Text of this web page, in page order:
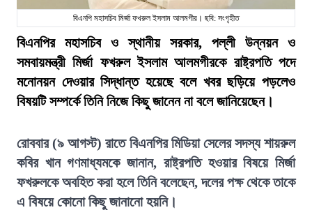
বিএনপি মহাসচিব মির্জা ফখরুল ইসলাম আলমগীর। ছবি: সংগৃহীত
বিএনপির মহাসচিব ও স্থানীয় সরকার, পল্লী উন্নয়ন ও
সমবায়মন্ত্রী মির্জা ফখরুল ইসলাম আলমগীরকে রাষ্ট্রপতি পদে
মনোনয়ন দেওয়ার সিদ্ধান্ত হয়েছে বলে খবর ছড়িয়ে পড়লেও
বিষয়টি সম্পর্কে তিনি নিজে কিছু জানেন না বলে জানিয়েছেন।
রোববার (৯ আগস্ট) রাতে বিএনপির মিডিয়া সেলের সদস্য শায়রুল
কবির খান গণমাধ্যমকে জানান, রাষ্ট্রপতি হওয়ার বিষয়ে মির্জা
ফখরুলকে অবহিত করা হলে তিনি বলেছেন, দলের পক্ষ থেকে তাকে
এ বিষয়ে কোনো কিছু জানানো হয়নি।